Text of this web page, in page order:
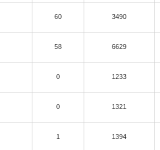
60 3490
58 6629
0 1233
0 1321
1 1394